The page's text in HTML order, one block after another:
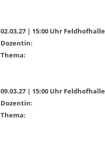
02.03.27 | 15:00 Uhr Feldhofhalle
Dozentin:
Thema:
09.03.27 | 15:00 Uhr Feldhofhalle
Dozentin:
Thema: